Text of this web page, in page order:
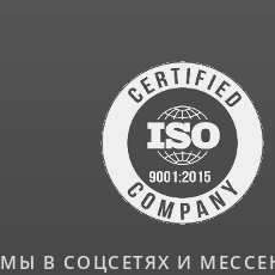
МЫ В СОЦСЕТЯХ И